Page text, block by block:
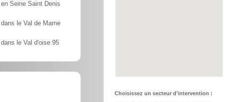
Seine Saint Denis
le Val de Marne
le Val d'oise 95
Choisissez un secteur d'intervention :